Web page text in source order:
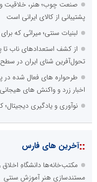
صنعت چوب؛ هنر، خلاقیت و
پشتیبانی از کالای ایرانی است
لبنیات سنتی؛ میراثی که
از کشف استعدادهای ناب تا
تحول‌آفرین شنای ایران در
طرحواره های فعال شده در
اخبار زرد و واکنش های
نوآوری و یادگیری
::آخرین های فارس
مکتب‌خانه‌ها دانشگاهِ
مستندسازی هنرِ آموزش سنتی